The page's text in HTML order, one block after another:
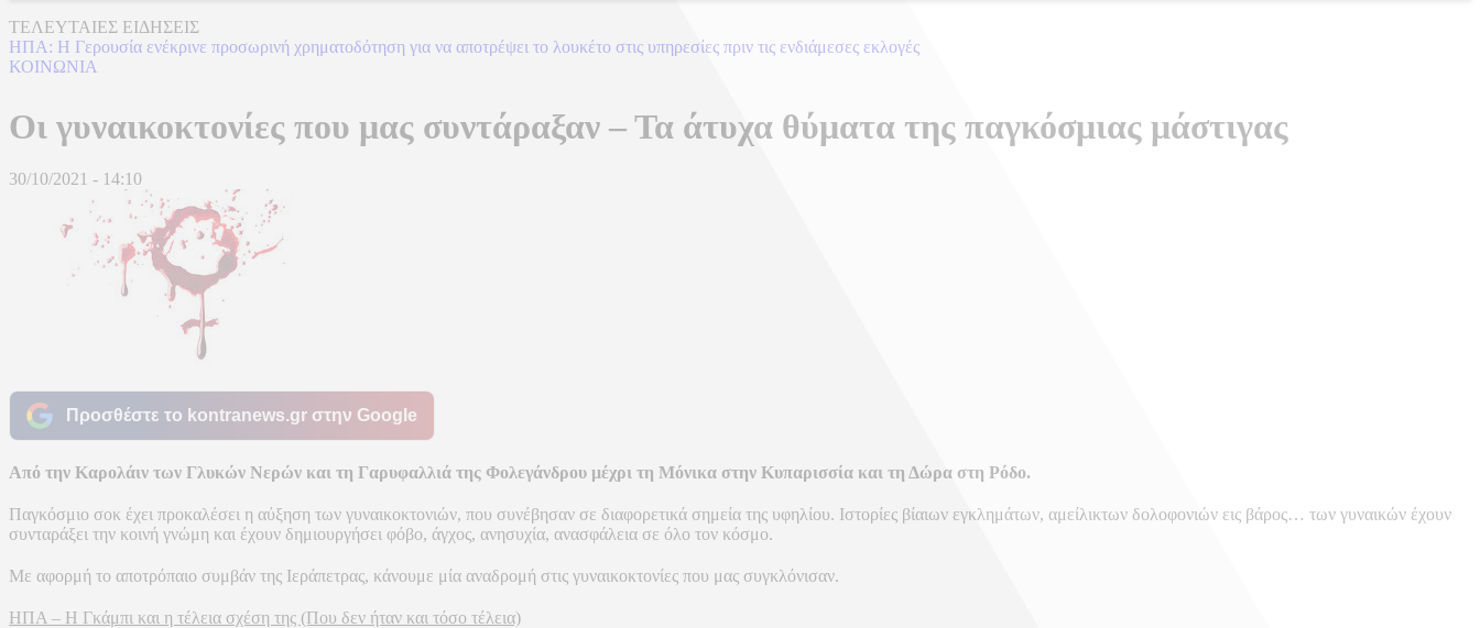
ΤΕΛΕΥΤΑΙΕΣ ΕΙΔΗΣΕΙΣ
ΗΠΑ: Η Γερουσία ενέκρινε προσωρινή χρηματοδότηση για να αποτρέψει το λουκέτο στις υπηρεσίες πριν τις ενδιάμεσες εκλογές
ΚΟΙΝΩΝΙΑ
Oι γυναικοκτονίες που μας συντάραξαν – Τα άτυχα θύματα της παγκόσμιας μάστιγας
30/10/2021 - 14:10
Προσθέστε το kontranews.gr στην Google
Από την Καρολάιν των Γλυκών Νερών και τη Γαρυφαλλιά της Φολεγάνδρου μέχρι τη Μόνικα στην Κυπαρισσία και τη Δώρα στη Ρόδο.
Παγκόσμιο σοκ έχει προκαλέσει η αύξηση των γυναικοκτονιών, που συνέβησαν σε διαφορετικά σημεία της υφηλίου. Ιστορίες βίαιων εγκλημάτων, αμείλικτων δολοφονιών εις βάρος… των γυναικών έχουν
συνταράξει την κοινή γνώμη και έχουν δημιουργήσει φόβο, άγχος, ανησυχία, ανασφάλεια σε όλο τον κόσμο.
Με αφορμή το αποτρόπαιο συμβάν της Ιεράπετρας, κάνουμε μία αναδρομή στις γυναικοκτονίες που μας συγκλόνισαν.
ΗΠΑ – Η Γκάμπι και η τέλεια σχέση της (Που δεν ήταν και τόσο τέλεια)